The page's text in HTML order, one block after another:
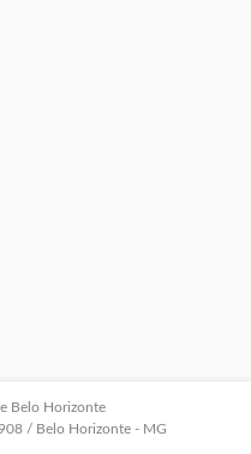
Belo Horizonte
/ Belo Horizonte - MG